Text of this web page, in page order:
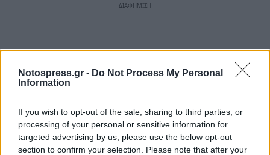
Notospress.gr - Do Not Process My Personal
Information
If you wish to opt-out of the sale, sharing to third parties, or
processing of your personal or sensitive information for
targeted advertising by us, please use the below opt-out
section to confirm your selection. Please note that after your